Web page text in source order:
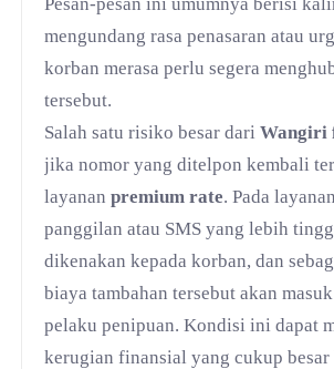
mengundang rasa penasaran atau
korban merasa perlu segera
tersebut.
Salah satu risiko besar dariWangiri
jika nomor yang ditelpon kembali
layananpremium rate. Pada
panggilan atau SMS yang lebih
dikenakan kepada korban, dan
biaya tambahan tersebut akan
pelaku penipuan. Kondisi ini dapat
kerugian finansial yang cukup